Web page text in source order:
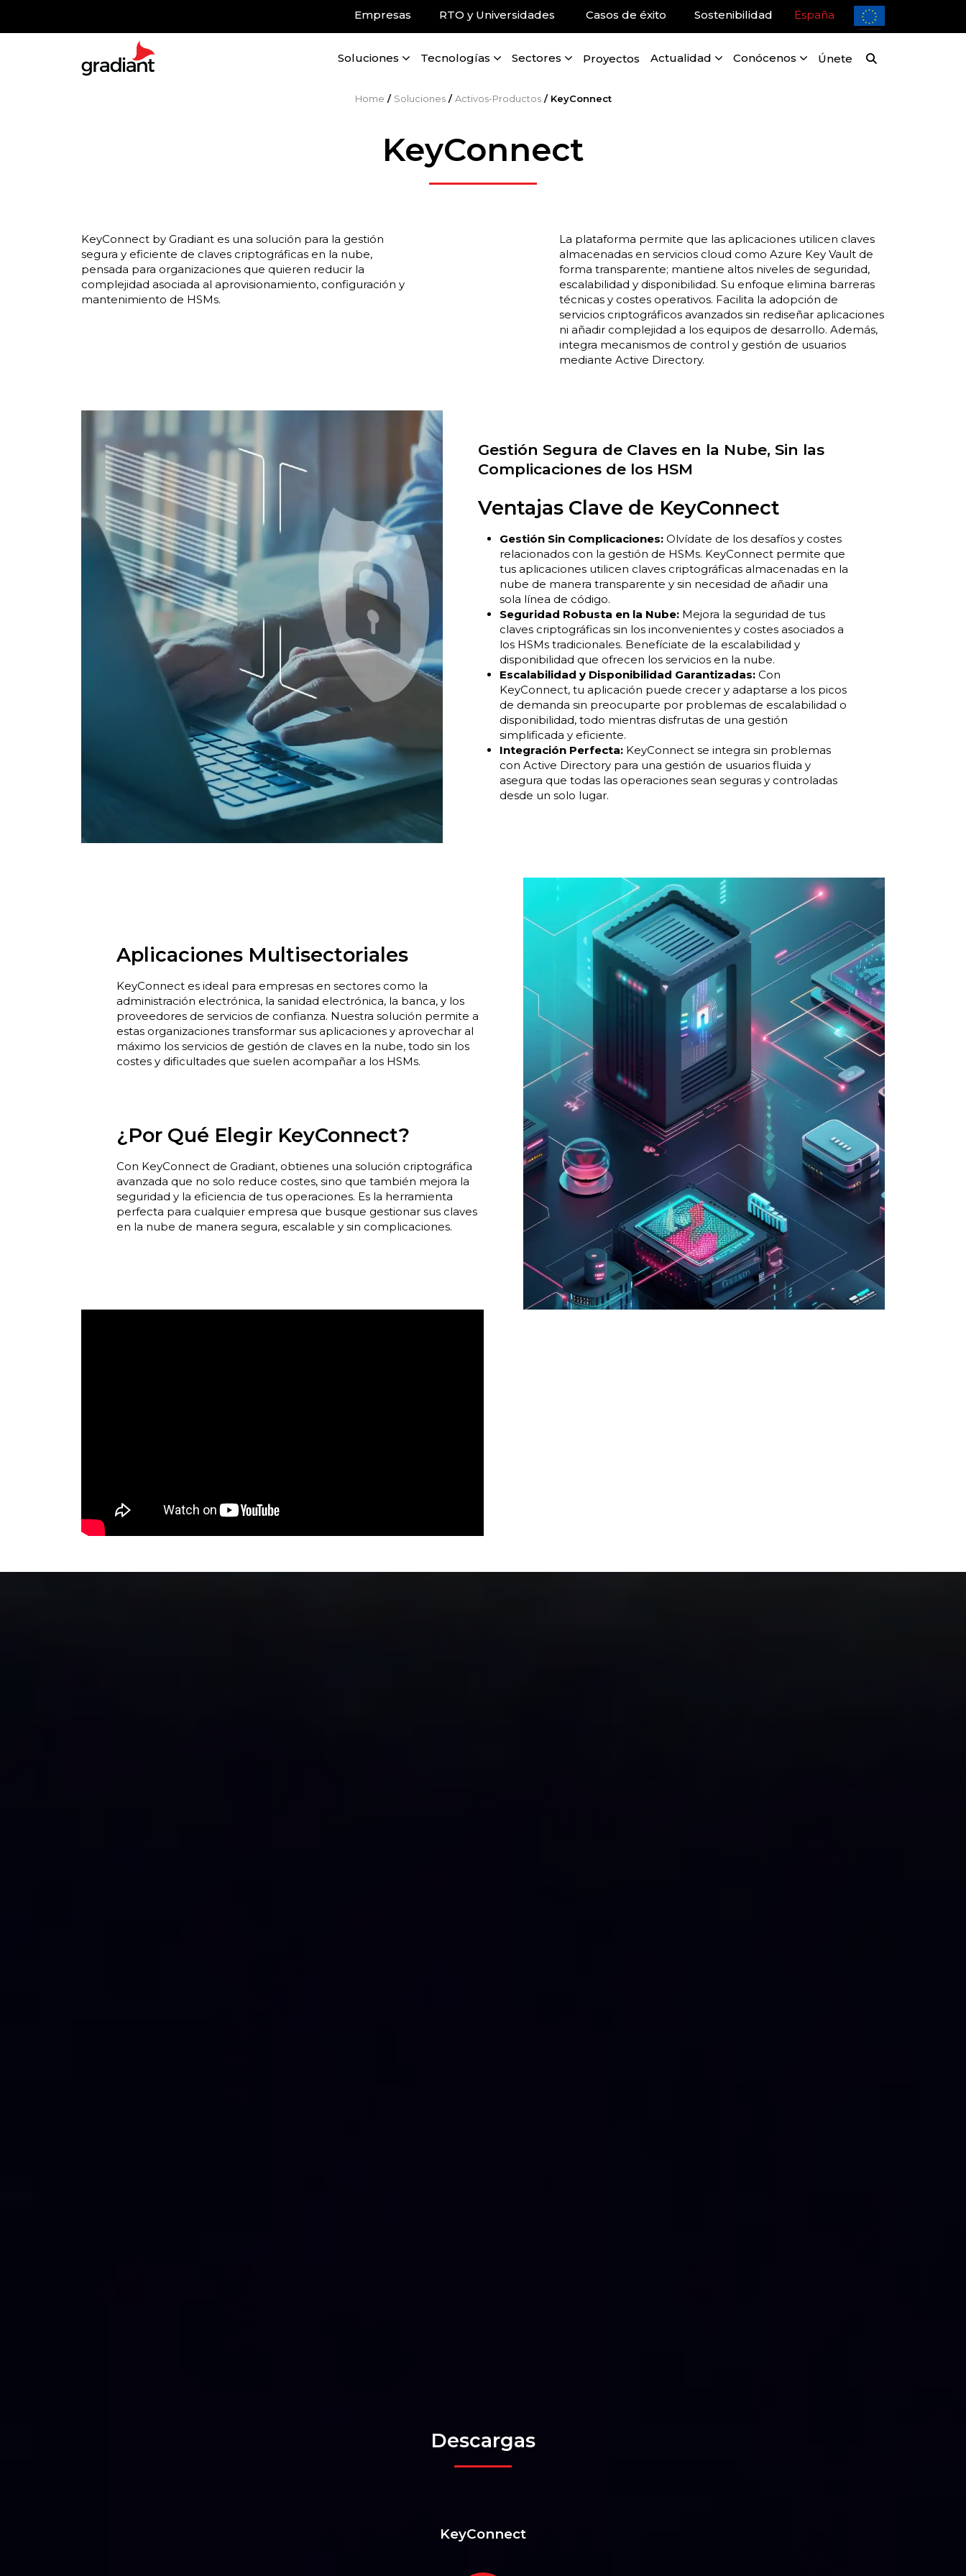
Empresas RTO y Universidades Casos de éxito Sostenibilidad España
Soluciones Tecnologías Sectores Proyectos Actualidad Conócenos Únete
Home / Soluciones/Activos-Productos/ KeyConnect
KeyConnect
KeyConnect by Gradiant es una solución para la gestión
segura y eficiente de claves criptográficas en la nube,
pensada para organizaciones que quieren reducir la
complejidad asociada al aprovisionamiento, configuración y
mantenimiento de HSMs.
La plataforma permite que las aplicaciones utilicen claves
almacenadas en servicios cloud como Azure Key Vault de
forma transparente; mantiene altos niveles de seguridad,
escalabilidad y disponibilidad. Su enfoque elimina barreras
técnicas y costes operativos. Facilita la adopción de
servicios criptográficos avanzados sin rediseñar aplicaciones
ni añadir complejidad a los equipos de desarrollo. Además,
integra mecanismos de control y gestión de usuarios
mediante Active Directory.
Gestión Segura de Claves en la Nube, Sin las
Complicaciones de los HSM
Ventajas Clave de KeyConnect
Gestión Sin Complicaciones: Olvídate de los desafíos y costes
relacionados con la gestión de HSMs. KeyConnect permite que
tus aplicaciones utilicen claves criptográficas almacenadas en la
nube de manera transparente y sin necesidad de añadir una
sola línea de código.
Seguridad Robusta en la Nube: Mejora la seguridad de tus
claves criptográficas sin los inconvenientes y costes asociados a
los HSMs tradicionales. Benefíciate de la escalabilidad y
disponibilidad que ofrecen los servicios en la nube.
Escalabilidad y Disponibilidad Garantizadas: Con
KeyConnect, tu aplicación puede crecer y adaptarse a los picos
de demanda sin preocuparte por problemas de escalabilidad o
disponibilidad, todo mientras disfrutas de una gestión
simplificada y eficiente.
Integración Perfecta: KeyConnect se integra sin problemas
con Active Directory para una gestión de usuarios fluida y
asegura que todas las operaciones sean seguras y controladas
desde un solo lugar.
Aplicaciones Multisectoriales
KeyConnect es ideal para empresas en sectores como la
administración electrónica, la sanidad electrónica, la banca, y los
proveedores de servicios de confianza. Nuestra solución permite a
estas organizaciones transformar sus aplicaciones y aprovechar al
máximo los servicios de gestión de claves en la nube, todo sin los
costes y dificultades que suelen acompañar a los HSMs.
¿Por Qué Elegir KeyConnect?
Con KeyConnect de Gradiant, obtienes una solución criptográfica
avanzada que no solo reduce costes, sino que también mejora la
seguridad y la eficiencia de tus operaciones. Es la herramienta
perfecta para cualquier empresa que busque gestionar sus claves
en la nube de manera segura, escalable y sin complicaciones.
Descargas
KeyConnect